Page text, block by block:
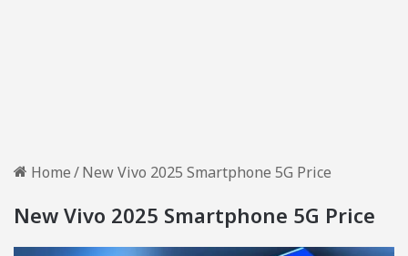
Home/New Vivo 2025 Smartphone 5G Price
New Vivo 2025 Smartphone 5G Price